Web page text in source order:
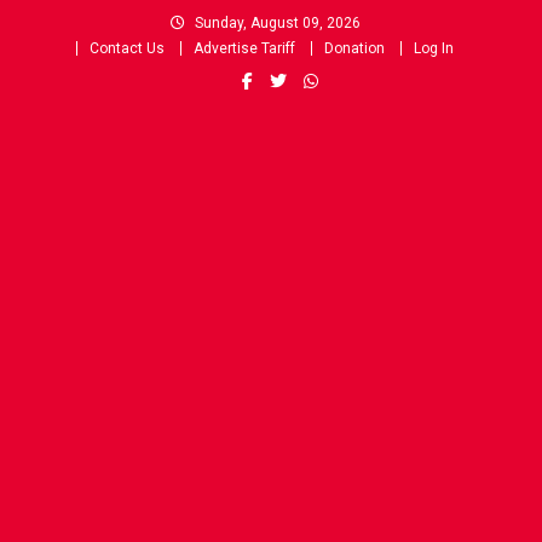
Sunday, August 09, 2026
Contact Us
Advertise Tariff Donation Log In